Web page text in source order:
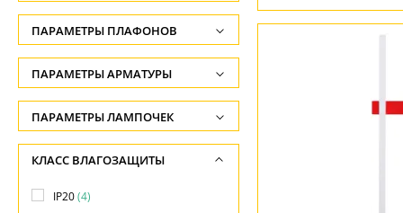
Высота, см
-
Ширина, см
-
Диаметр, см
-
Длина, см
ПАРАМЕТРЫ ПЛАФОНОВ
ФОРМА ПЛАФОНА
Конус(1)
ПОВЕРХНОСТЬ
Матовый
ПАРАМЕТРЫ АРМАТУРЫ
ЦВЕТ АРМАТУРЫ
Бежевый(1)
ПАРАМЕТРЫ ЛАМПОЧЕК
Количество ламп
-
Общая мощность ламп
КЛАСС ВЛАГОЗАЩИТЫ
IP20(4)